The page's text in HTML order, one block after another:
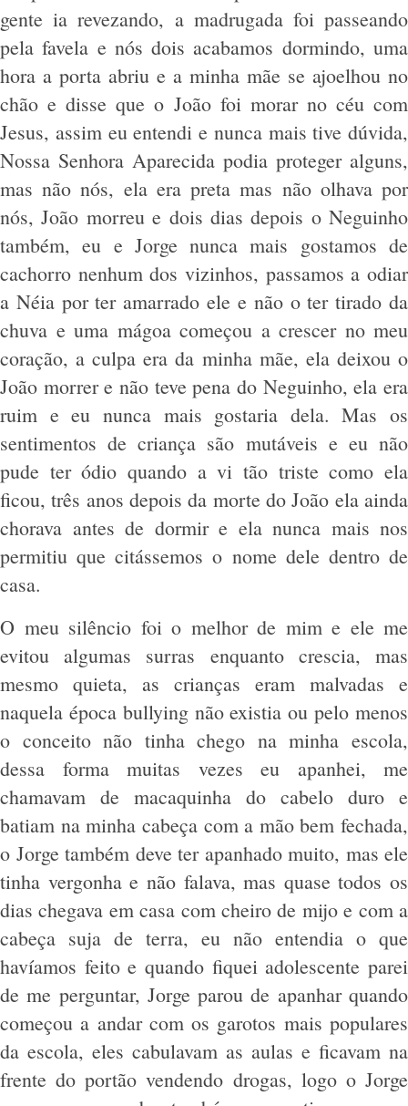
gente ia revezando, a madrugada foi passeando
pela favela e nós dois acabamos dormindo, uma
hora a porta abriu e a minha mãe se ajoelhou no
chão e disse que o João foi morar no céu com
Jesus, assim eu entendi e nunca mais tive dúvida,
Nossa Senhora Aparecida podia proteger alguns,
mas não nós, ela era preta mas não olhava por
nós, João morreu e dois dias depois o Neguinho
também, eu e Jorge nunca mais gostamos de
cachorro nenhum dos vizinhos, passamos a odiar
a Néia por ter amarrado ele e não o ter tirado da
chuva e uma mágoa começou a crescer no meu
coração, a culpa era da minha mãe, ela deixou o
João morrer e não teve pena do Neguinho, ela era
ruim e eu nunca mais gostaria dela. Mas os
sentimentos de criança são mutáveis e eu não
pude ter ódio quando a vi tão triste como ela
ficou, três anos depois da morte do João ela ainda
chorava antes de dormir e ela nunca mais nos
permitiu que citássemos o nome dele dentro de
casa.
O meu silêncio foi o melhor de mim e ele me
evitou algumas surras enquanto crescia, mas
mesmo quieta, as crianças eram malvadas e
naquela época bullying não existia ou pelo menos
o conceito não tinha chego na minha escola,
dessa forma muitas vezes eu apanhei, me
chamavam de macaquinha do cabelo duro e
batiam na minha cabeça com a mão bem fechada,
o Jorge também deve ter apanhado muito, mas ele
tinha vergonha e não falava, mas quase todos os
dias chegava em casa com cheiro de mijo e com a
cabeça suja de terra, eu não entendia o que
havíamos feito e quando fiquei adolescente parei
de me perguntar, Jorge parou de apanhar quando
começou a andar com os garotos mais populares
da escola, eles cabulavam as aulas e ficavam na
frente do portão vendendo drogas, logo o Jorge